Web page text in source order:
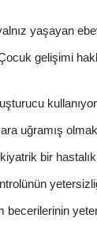
yaşayan
gelişimi
uğramış olmak
bir hastalık
becerilerinin